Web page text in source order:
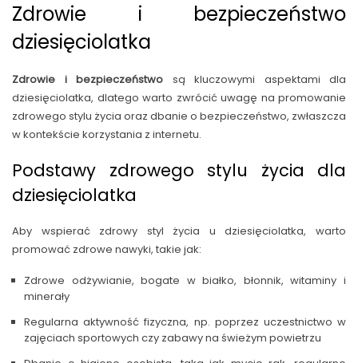
Zdrowie i bezpieczeństwo
dziesięciolatka
Zdrowie i bezpieczeństwo są kluczowymi aspektami dla
dziesięciolatka, dlatego warto zwrócić uwagę na promowanie
zdrowego stylu życia oraz dbanie o bezpieczeństwo, zwłaszcza
w kontekście korzystania z internetu.
Podstawy zdrowego stylu życia dla
dziesięciolatka
Aby wspierać zdrowy styl życia u dziesięciolatka, warto
promować zdrowe nawyki, takie jak:
Zdrowe odżywianie, bogate w białko, błonnik, witaminy i
minerały
Regularna aktywność fizyczna, np. poprzez uczestnictwo w
zajęciach sportowych czy zabawy na świeżym powietrzu